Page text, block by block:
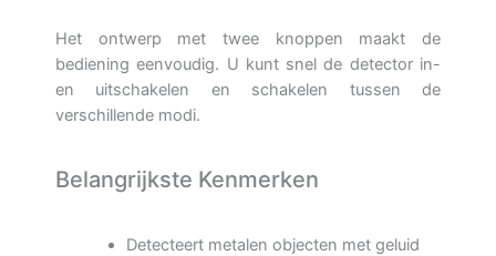
Het ontwerp met twee knoppen maakt de
bediening eenvoudig. U kunt snel de detector in-
en uitschakelen en schakelen tussen de
verschillende modi.
Belangrijkste Kenmerken
Detecteert metalen objecten met geluid